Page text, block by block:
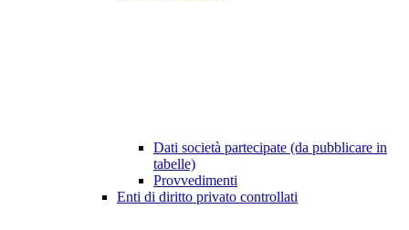
Dati società partecipate (da pubblicare in
tabelle)
Provvedimenti
Enti di diritto privato controllati